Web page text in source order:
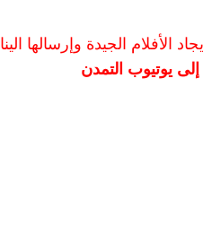
الأفلام الجيدة وإرسالها الينا
يوتيوب التمدن